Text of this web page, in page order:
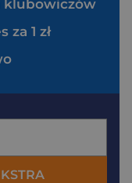
klubowiczów
za 1 zł